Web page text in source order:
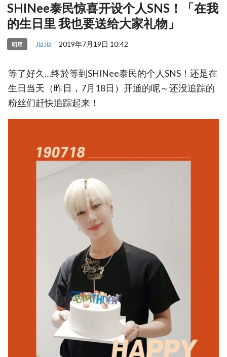
SHINee泰民惊喜开设个人SNS！「在我
的生日里 我也要送给大家礼物」
明星 JiaJia 2019年7月19日 10:42
等了好久…终於等到SHINee泰民的个人SNS！还是在
生日当天（昨日，7月18日）开通的呢～还没追踪的
粉丝们赶快追踪起来！